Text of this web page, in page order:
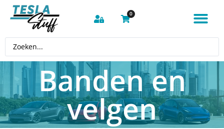
0
Banden en
velgen